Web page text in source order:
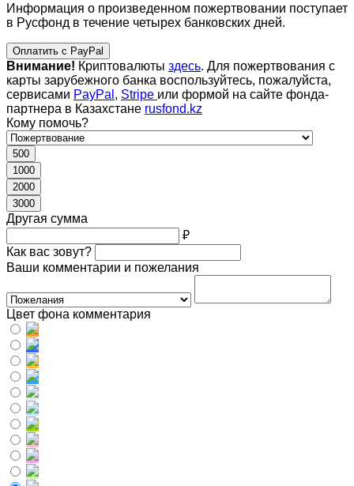
Информация о произведенном пожертвовании поступает
в Русфонд в течение четырех банковских дней.
Оплатить с PayPal
Внимание! Криптовалюты здесь. Для пожертвования с
карты зарубежного банка воспользуйтесь, пожалуйста,
сервисами PayPal , Stripe или формой на сайте фонда-
партнера в Казахстане rusfond.kz
Кому помочь?
500
1000
2000
3000
Другая сумма
₽
Как вас зовут?
Ваши комментарии и пожелания
Цвет фона комментария